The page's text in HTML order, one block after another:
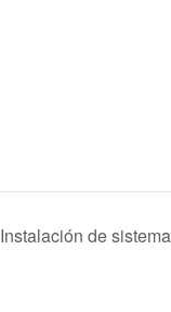
Instalación de